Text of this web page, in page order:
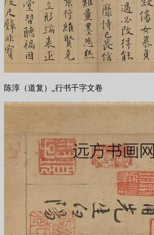
陈淳（道复）_行书千字文卷